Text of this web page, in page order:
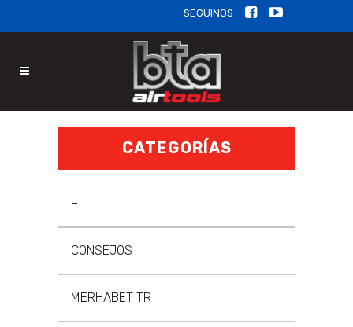
SEGUINOS
CATEGORÍAS
–
CONSEJOS
MERHABET TR